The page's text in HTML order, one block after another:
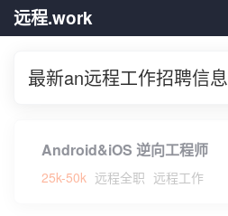
远程.work
最新an远程工作招聘信息
Android&iOS 逆向工程师
25k-50k 远程全职 远程工作